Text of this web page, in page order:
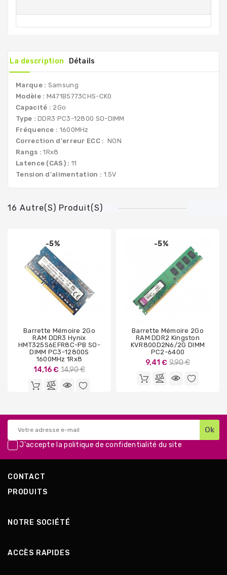
La description Détails
Marque : Samsung
Modèle : M471B5773CHS-CK0
Capacité : 2Go
Type :DDR3 PC3-12800 SO-DIMM
Fréquence : 1600MHz
Correction d'erreur ECC : NON
Rangs :1Rx8
Latence (CAS) : 11
Tension d'alimentation : 1.5V
16 Autre(s) Produit(s)
-5%
Barrette Mémoire 2Go
RAM DDR3 Hynix
HMT325S6EFR8C-PB SO-
DIMM PC3-12800S
1600MHz 1Rx8
14,16 € Prix
base
14,90 €
-5%
Barrette Mémoire 2Go
RAM DDR2 Kingston
KVR800D2N6/2G DIMM
PC2-6400
9,41 € Prix
base
9,90 €
J'accepte lapolitique de confidentialité du site
CONTACT
PRODUITS
NOTRE SOCIÉTÉ
ACCÈS RAPIDES